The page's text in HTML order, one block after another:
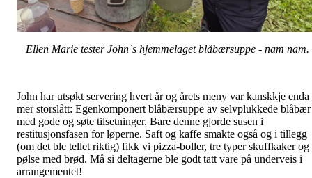
Ellen Marie tester John`s hjemmelaget blåbærsuppe - nam nam.
John har utsøkt servering hvert år og årets meny var kanskkje enda
mer storslått: Egenkomponert blåbærsuppe av selvplukkede blåbær
med gode og søte tilsetninger. Bare denne gjorde susen i
restitusjonsfasen for løperne. Saft og kaffe smakte også og i tillegg
(om det ble tellet riktig) fikk vi pizza-boller, tre typer skuffkaker og
pølse med brød. Må si deltagerne ble godt tatt vare på underveis i
arrangementet!